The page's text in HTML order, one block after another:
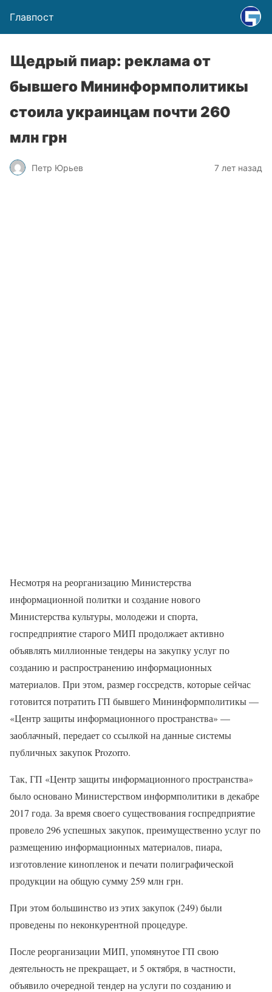
Главпост
Щедрый пиар: реклама от
бывшего Мининформполитикы
стоила украинцам почти 260
млн грн
Петр Юрьев 7 лет назад
Несмотря на реорганизацию Министерства
информационной политки и создание нового
Министерства культуры, молодежи и спорта,
госпредприятие старого МИП продолжает активно
объявлять миллионные тендеры на закупку услуг по
созданию и распространению информационных
материалов. При этом, размер госсредств, которые сейчас
готовится потратить ГП бывшего Мининформполитикы —
«Центр защиты информационного пространства» —
заоблачный, передает со ссылкой на данные системы
публичных закупок Prozorro.
Так, ГП «Центр защиты информационного пространства»
было основано Министерством информполитики в декабре
2017 года. За время своего существования госпредприятие
провело 296 успешных закупок, преимущественно услуг по
размещению информационных материалов, пиара,
изготовление кинопленок и печати полиграфической
продукции на общую сумму 259 млн грн.
При этом большинство из этих закупок (249) были
проведены по неконкурентной процедуре.
После реорганизации МИП, упомянутое ГП свою
деятельность не прекращает, и 5 октября, в частности,
объявило очередной тендер на услуги по созданию и